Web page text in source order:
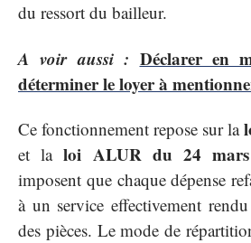
du ressort du bailleur.
A voir aussi : Déclarer en
déterminer le loyer à
Ce fonctionnement repose sur la
et laloi ALUR du 24
imposent que chaque dépense
à un service effectivement
des pièces. Le mode de